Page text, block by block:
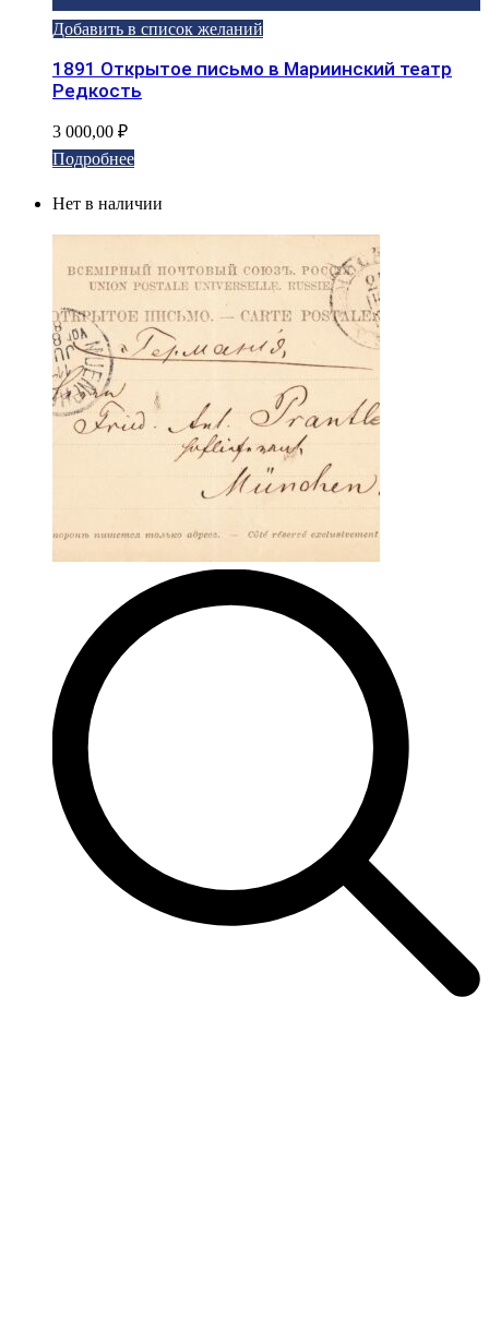
Добавить в список желаний
1891 Открытое письмо в Мариинский театр
Редкость
3 000,00 ₽
Подробнее
Нет в наличии